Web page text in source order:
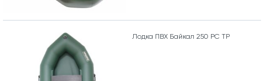
Лодка ПВХ Байкал 250 РС ТР